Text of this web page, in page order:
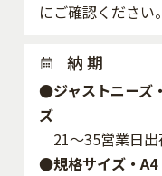
にご確認ください。
納 期
●ジャストニーズ
ズ
21～35営業日
●規格サイズ・A4